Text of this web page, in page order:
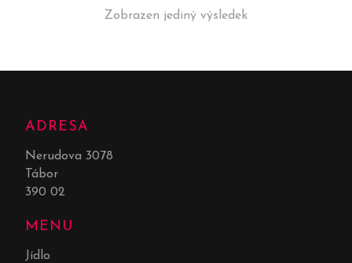
Zobrazen jediný výsledek
ADRESA
Nerudova 3078
Tábor
390 02
MENU
Jídlo